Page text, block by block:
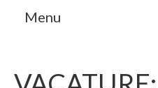
Menu
Positieve